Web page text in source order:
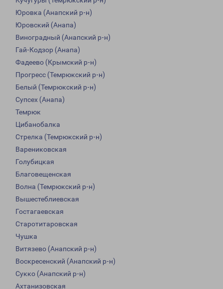
Юровка (Анапский р-н)
Юровский (Анапа)
Виноградный (Анапский р-н)
Гай-Кодзор (Анапа)
Фадеево (Крымский р-н)
Прогресс (Темрюкский р-н)
Белый (Темрюкский р-н)
Супсех (Анапа)
Темрюк
Цибанобалка
Стрелка (Темрюкский р-н)
Варениковская
Голубицкая
Благовещенская
Волна (Темрюкский р-н)
Вышестеблиевская
Гостагаевская
Старотитаровская
Чушка
Витязево (Анапский р-н)
Воскресенский (Анапский р-н)
Сукко (Анапский р-н)
Ахтанизовская